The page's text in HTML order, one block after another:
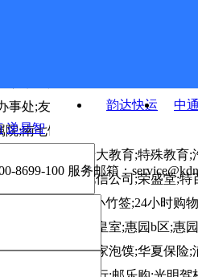
机械出租中心;绕柏水泥经销点;
;王牌门业;许师水暖五金电料大
隆超市;如意面馆;烟花炮竹专卖
事处;友谊商店;文涛综合商店;再
院;南七饸饹;七杯茶;麦克风;熊猫
;陕西大碗面;清大教育;特殊教
;电信营业厅;电信公司;荣盛堂;
属院;晓波面馆;小竹签;24小时购
处;惠园诊所;盛皇室;惠园b区;惠
;中国银行;老米家泡馍;华夏保险
韵达快运
中
议
递易智
8699-100 服务邮箱：